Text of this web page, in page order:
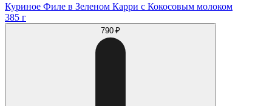
Куриное Филе в Зеленом Карри с Кокосовым молоком
385 г
790 ₽